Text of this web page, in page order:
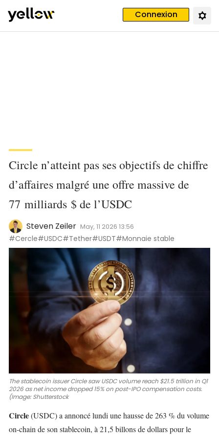
Connexion
Circle n’atteint pas ses objectifs de chiffre
d’affaires malgré une offre massive de
77 milliards $ de l’USDC
Steven Zeiler May, 11 2026 13:56
#Cercle#USDC#Tether#USDT#Monnaie stable
The stablecoin issuer Circle saw USDC volume reach $21.5 trillion in Q1
2026 as net income dropped 15% on post-IPO compensation costs.
(Image: Shutterstock
Circle(USDC)a annoncé lundi une hausse de 263 % du volume
on-chain de son stablecoin, à 21,5 billons de dollars pour le